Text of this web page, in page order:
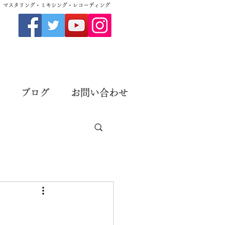
​マスタリング・ミキシング・レコーディング
ブログ お問い合わせ